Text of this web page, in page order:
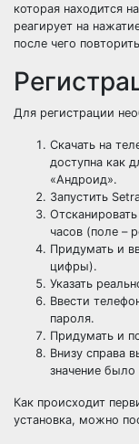
которая находится
реагирует на
после чего
Для регистрации
Скачать на
доступна как
«Андроид».
Запустить
часов (поле –
Придумать и
цифры).
Указать
Ввести
пароля.
Придумать и
Внизу справа
значение
Как происходит
установка, можно